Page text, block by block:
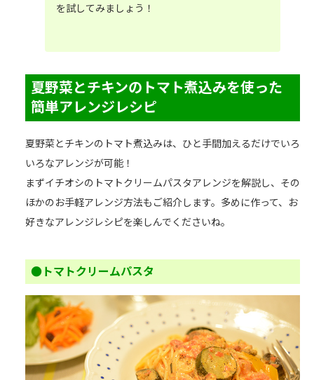
を試してみましょう！
夏野菜とチキンのトマト煮込みを使った
簡単アレンジレシピ
夏野菜とチキンのトマト煮込みは、ひと手間加えるだけでいろ
いろなアレンジが可能！
まずイチオシのトマトクリームパスタアレンジを解説し、その
ほかのお手軽アレンジ方法もご紹介します。多めに作って、お
好きなアレンジレシピを楽しんでくださいね。
●トマトクリームパスタ